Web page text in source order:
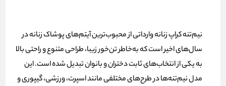
نیم‌تنه کراپ زنانه وارداتی از محبوب‌ترین آیتم‌های پوشاک زنانه در
سال‌های اخیر است که به‌خاطرتن‌خور زیبا، طراحی متنوع و راحتی بالا
به یکی از انتخاب‌های ثابت دختران و بانوان تبدیل شده است. این
مدل نیم‌تنه‌ها در طرح‌های مختلفی ماننداسپرت، ورزشی، گیپوری و